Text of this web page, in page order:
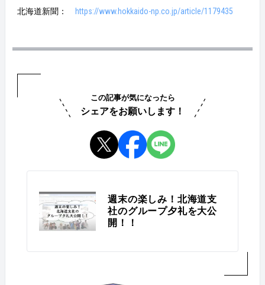
北海道新聞：
https://www.hokkaido-np.co.jp/article/1179435
この記事が気になったら
シェアをお願いします！
週末の楽しみ！北海道支
社のグループ夕礼を大公
開！！